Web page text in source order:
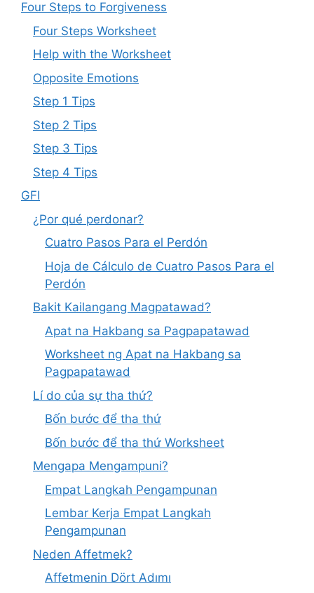
Four Steps to Forgiveness
Four Steps Worksheet
Help with the Worksheet
Opposite Emotions
Step 1 Tips
Step 2 Tips
Step 3 Tips
Step 4 Tips
GFI
¿Por qué perdonar?
Cuatro Pasos Para el Perdón
Hoja de Cálculo de Cuatro Pasos Para el
Perdón
Bakit Kailangang Magpatawad?
Apat na Hakbang sa Pagpapatawad
Worksheet ng Apat na Hakbang sa
Pagpapatawad
Lí do của sự tha thứ?
Bốn bước để tha thứ
Bốn bước để tha thứ Worksheet
Mengapa Mengampuni?
Empat Langkah Pengampunan
Lembar Kerja Empat Langkah
Pengampunan
Neden Affetmek?
Affetmenin Dört Adımı